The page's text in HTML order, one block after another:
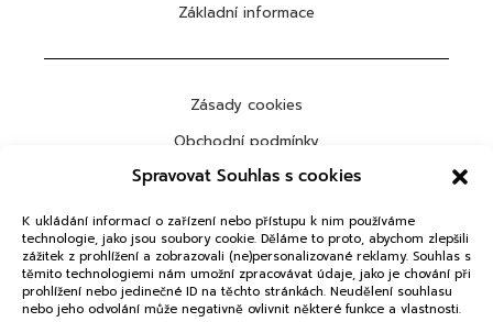
Spravovat Souhlas s cookies
K ukládání informací o zařízení nebo přístupu k nim používáme
technologie, jako jsou soubory cookie. Děláme to proto, abychom zlepšili
zážitek z prohlížení a zobrazovali (ne)personalizované reklamy. Souhlas s
těmito technologiemi nám umožní zpracovávat údaje, jako je chování při
prohlížení nebo jedinečné ID na těchto stránkách. Neudělení souhlasu
nebo jeho odvolání může negativně ovlivnit některé funkce a vlastnosti.
Základní informace
Zásady cookies
Obchodní podmínky
Ochrana osobních údajů
ODEBÍRAT